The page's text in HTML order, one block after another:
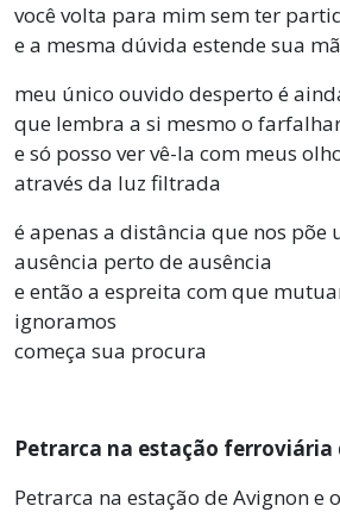
você volta para mim sem ter
e a mesma dúvida estende sua
meu único ouvido desperto é
que lembra a si mesmo o
e só posso ver vê-la com meus
através da luz filtrada
é apenas a distância que nos
ausência perto de ausência
e então a espreita com que
ignoramos
começa sua procura
Petrarca na estação ferroviária
Petrarca na estação de Avignon e